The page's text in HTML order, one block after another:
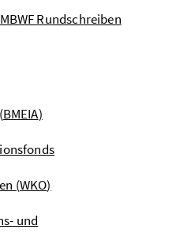
Rundschreiben
BMEIA)
(WKO)
und